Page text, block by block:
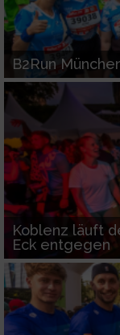
B2Run
Koblenz läuft
Eck entgegen